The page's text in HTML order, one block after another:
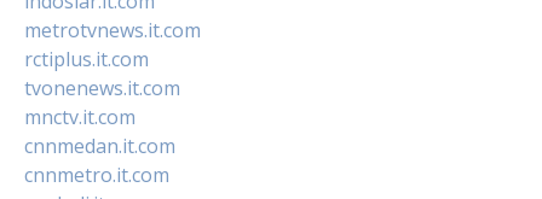
metrotvnews.it.com
rctiplus.it.com
tvonenews.it.com
mnctv.it.com
cnnmedan.it.com
cnnmetro.it.com